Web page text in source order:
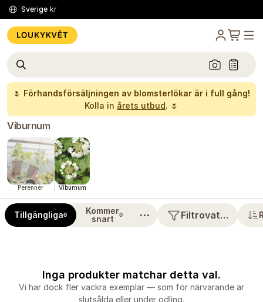
Sverige kr
🌷 Förhandsförsäljningen av blomsterlökar är i full gång!
Kolla in årets utbud. 🌷
Viburnum
Perenner Viburnum
Tillgängliga0
Kommer
snart
0 ⋯ Filtrovat…
Inga produkter matchar detta val.
Vi har dock fler vackra exemplar — som för närvarande är
slutsålda eller under odling.